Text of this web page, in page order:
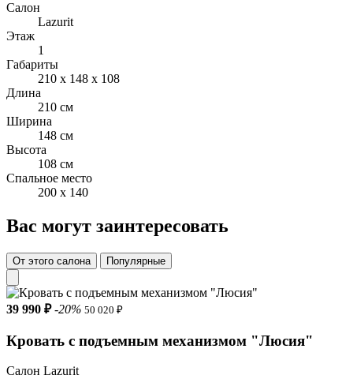
боковую часть корпуса, поэтому заправлять кровать будет
комфортно.
Материалы и характеристики:
Каркас: ДСП 16 мм, берёзовая фанера 15 мм.
Наполнитель мягких элементов: высокопрочный
пенополиуретан, синтепон.
Обивка: велюр Велютто (100% полиэстер, плотность ткани —
251,5 г/м2); устойчивость к истиранию — более 60 000
циклов.
Основание: решетка из березовых ламелей на 5
Нагрузка: на одно спальное место — до 120 кг.
Рекомендуемая высота матраса: 25 см.
Салон
Lazurit
Этаж
1
Габариты
210 x 148 x 108
Длина
210 см
Ширина
148 см
Высота
108 см
Спальное место
200 x 140
Вас могут заинтересовать
От этого салона Популярные
39 990 ₽ -20% 50 020 ₽
Кровать с подъемным механизмом "Люсия"
Салон Lazurit